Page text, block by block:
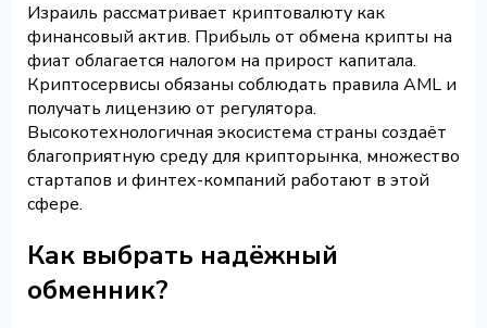
Израиль рассматривает криптовалюту как
финансовый актив. Прибыль от обмена крипты на
фиат облагается налогом на прирост капитала.
Криптосервисы обязаны соблюдать правила AML и
получать лицензию от регулятора.
Высокотехнологичная экосистема страны создаёт
благоприятную среду для крипторынка, множество
стартапов и финтех-компаний работают в этой
сфере.
Как выбрать надёжный
обменник?